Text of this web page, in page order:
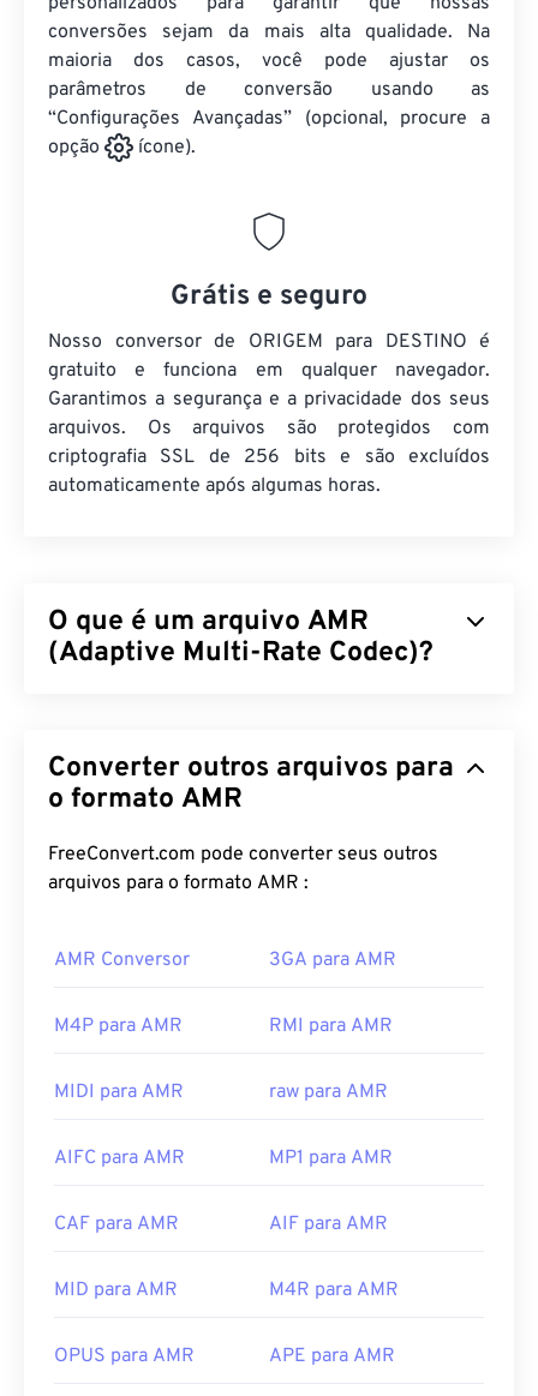
conversões sejam da mais alta qualidade. Na
maioria dos casos, você pode ajustar os
parâmetros de conversão usando as
“Configurações Avançadas” (opcional, procure a
opção
ícone).
Grátis e seguro
Nosso conversor de ORIGEM para DESTINO é
gratuito e funciona em qualquer navegador.
Garantimos a segurança e a privacidade dos seus
arquivos. Os arquivos são protegidos com
criptografia SSL de 256 bits e são excluídos
automaticamente após algumas horas.
O que é um arquivo AMR
(Adaptive Multi-Rate Codec)?
codificação de voz. O codec de voz AMR
concentra-se em sinais de banda estreita, o que o
regularmente no Sistema Global de Comunicações
Móveis (GSM) eno Sistema Universal de
Como abrir um arquivo AMR?
Como os arquivos AMR são frequentemente
consegue abri-los. O AMR também abre com
Outros softwares, como o gratuito
facilmente em SourceForge.net. Como os arquivos
sinais de banda estreita, eles não são adequados
Desenvolvido por:
Projeto de Parceria de 3ª
Converter outros arquivos para
o formato AMR
FreeConvert.com pode converter seus outros
arquivos para o formato AMR :
AMR Conversor 3GA para AMR
M4P para AMR RMI para AMR
MIDI para AMR raw para AMR
AIFC para AMR MP1 para AMR
CAF para AMR AIF para AMR
MID para AMR M4R para AMR
OPUS para AMR APE para AMR